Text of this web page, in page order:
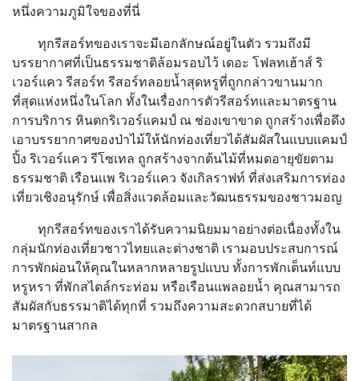
หนึ่งความภูมิใจของที่นี่
ทุกรีสอร์ทของเราจะมีเอกลักษณ์อยู่ในตัว รวมถึงมี
บรรยากาศที่เป็นธรรมชาติล้อมรอบไว้ เดอะ โฟลทเฮ้าส์ ริ
เวอร์แคว รีสอร์ท รีสอร์ทลอยน้ำสุดหรูที่ถูกกล่าวขานมาก
ที่สุดแห่งหนึ่งในโลก ทั้งในเรื่องการตัวรีสอร์ทและมาตรฐาน
การบริการ หินตกริเวอร์แคมป์ ณ ช่องเขาขาด ถูกสร้างเพื่อดึง
เอาบรรยากาศของป่าไม้ให้นักท่องเที่ยวได้สัมผัสในแบบแคมป์
ปิ้ง ริเวอร์เเคว รีโซเทล ถูกสร้างจากต้นไม้ที่หมดอายุขัยตาม
ธรรมชาติ เรือนเเพ ริเวอร์เเคว จังเกิลราฟท์ ที่ส่งเสริมการท่อง
เที่ยวเชิงอนุรักษ์ เพื่อสิ่งเเวดล้อมเเละวัฒนธรรมของชาวมอญ
ทุกรีสอร์ทของเราได้รับความนิยมมาอย่างต่อเนื่องทั้งใน
กลุ่มนักท่องเที่ยวชาวไทยและต่างชาติ เรามอบประสบการณ์
การพักผ่อนให้คุณในหลากหลายรูปแบบ ทั้งการพักเต็นท์แบบ
หรูหรา ที่พักสไตล์กระท่อม หรือเรือนแพลอยน้ำ คุณสามารถ
สัมผัสกับธรรมาติได้ทุกที่ รวมถึงความสะดวกสบายที่ได้
มาตรฐานสากล